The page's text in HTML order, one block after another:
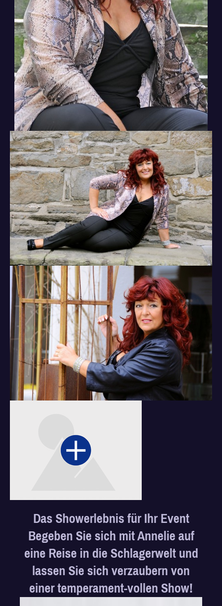
Das Showerlebnis für Ihr Event
Begeben Sie sich mit Annelie auf
eine Reise in die Schlagerwelt und
lassen Sie sich verzaubern von
einer temperament-vollen Show!